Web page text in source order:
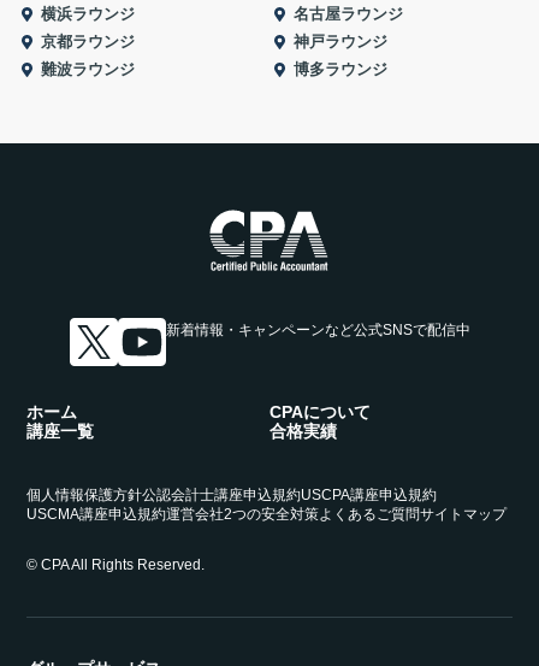
横浜ラウンジ
名古屋ラウンジ
京都ラウンジ
神戸ラウンジ
難波ラウンジ
博多ラウンジ
新着情報・キャンペーンなど公式SNSで配信中
ホーム
CPAについて
講座一覧
合格実績
個人情報保護方針公認会計士講座申込規約USCPA講座申込規約
USCMA講座申込規約運営会社2つの安全対策よくあるご質問サイトマップ
© CPA All Rights Reserved.